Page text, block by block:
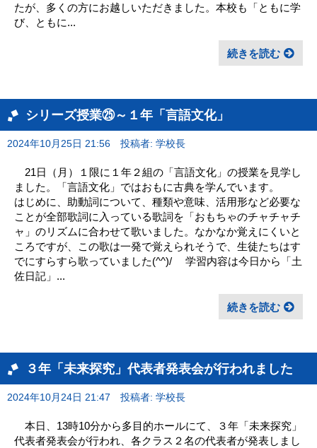
たが、多くの方にお越しいただきました。本校も「ともに学
び、ともに...
続きを読む
シリーズ授業㉕～１年「言語文化」
2024年10月25日 21:56 投稿者: 学校長
21日（月）１限に１年２組の「言語文化」の授業を見学し
ました。「言語文化」ではおもに古典を学んでいます。
はじめに、助動詞について、種類や意味、活用形など必要な
ことが全部歌詞に入っている歌詞を「おもちゃのチャチャチ
ャ」のリズムに合わせて歌いました。なかなか覚えにくいと
ころですが、この歌は一発で覚えられそうで、生徒たちはす
でにすらすら歌っていました(^^)/ 学習内容は今日から「土
佐日記」...
続きを読む
３年「未来探究」代表者発表会が行われました
2024年10月24日 21:47 投稿者: 学校長
本日、13時10分から多目的ホールにて、３年「未来探究」
代表者発表会が行われ、各クラス２名の代表者が発表しまし